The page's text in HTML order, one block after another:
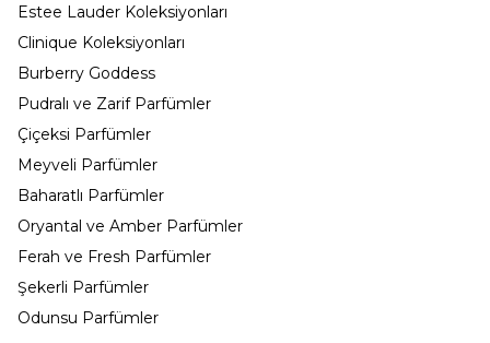
Estee Lauder Koleksiyonları
Clinique Koleksiyonları
Burberry Goddess
Pudralı ve Zarif Parfümler
Çiçeksi Parfümler
Meyveli Parfümler
Baharatlı Parfümler
Oryantal ve Amber Parfümler
Ferah ve Fresh Parfümler
Şekerli Parfümler
Odunsu Parfümler